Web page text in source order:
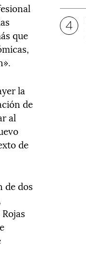
que
la
de
al
de
de dos